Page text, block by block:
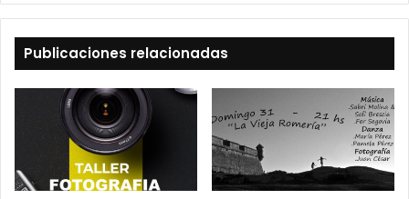
Publicaciones relacionadas